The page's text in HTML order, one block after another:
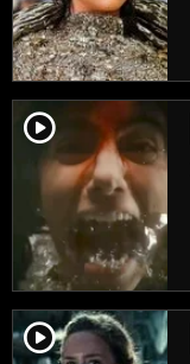
player2
player2